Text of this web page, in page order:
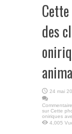
des
24 mai
sur Cette
oniriques
4,005